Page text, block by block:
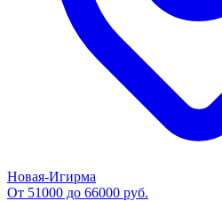
Новая-Игирма
От 51000 до 66000 руб.